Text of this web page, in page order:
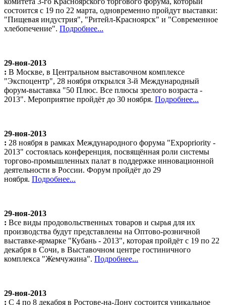
состоится с 19 по 22 марта, одновременно пройдут выставки:
"Пищевая индустрия", "Ритейл-Красноярск" и "Современное
хлебопечение". Подробнее...
29-ноя-2013
: В Москве, в Центральном выставочном комплексе
"Экспоцентр", 28 ноября открылся 3-й Международный
форум-выставка "50 Плюс. Все плюсы зрелого возраста -
2013". Мероприятие пройдёт до 30 ноября. Подробнее...
29-ноя-2013
: 28 ноября в рамках Международного форума "Expopriority -
2013" состоялась конференция, посвящённая роли системы
торгово-промышленных палат в поддержке инновационной
деятельности в России. Форум пройдёт до 29
ноября. Подробнее...
29-ноя-2013
: Все виды продовольственных товаров и сырья для их
производства будут представлены на Оптово-розничной
выставке-ярмарке "Кубань - 2013", которая пройдёт с 19 по 22
декабря в Сочи, в Выставочном центре гостиничного
комплекса "Жемчужина". Подробнее...
29-ноя-2013
: С 4 по 8 декабря в Ростове-на-Дону состоится уникальное